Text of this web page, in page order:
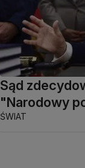
Sąd
"Narodowy
ŚWIAT